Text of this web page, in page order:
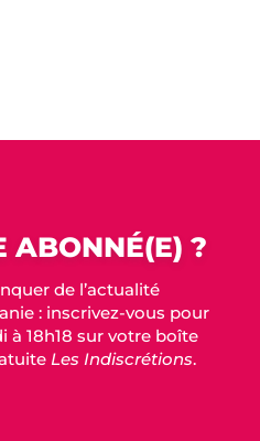
ABONNÉ(E) ?
de l’actualité
: inscrivez-vous pour
à 18h18 sur votre boîte
Les Indiscrétions.